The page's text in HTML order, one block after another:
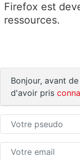
Firefox est
ressources.
Bonjour, avant
d'avoir pris